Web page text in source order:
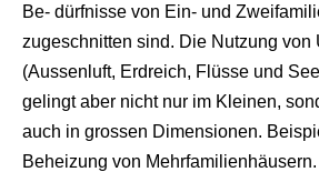
Be- dürfnisse von Ein- und
zugeschnitten sind. Die Nutzung von
(Aussenluft, Erdreich, Flüsse und
gelingt aber nicht nur im Kleinen,
auch in grossen Dimensionen.
Beheizung von